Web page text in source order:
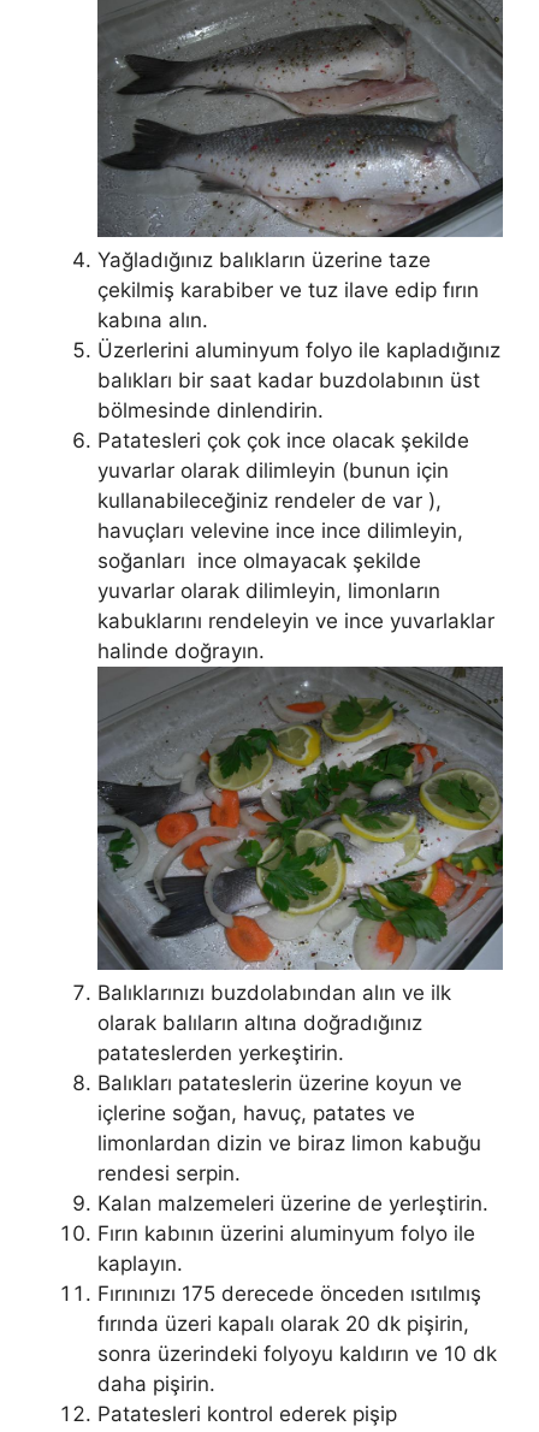
Yağladığınız balıkların üzerine taze
çekilmiş karabiber ve tuz ilave edip fırın
kabına alın.
Üzerlerini aluminyum folyo ile kapladığınız
balıkları bir saat kadar buzdolabının üst
bölmesinde dinlendirin.
Patatesleri çok çok ince olacak şekilde
yuvarlar olarak dilimleyin (bunun için
kullanabileceğiniz rendeler de var ),
havuçları velevine ince ince dilimleyin,
soğanları ince olmayacak şekilde
yuvarlar olarak dilimleyin, limonların
kabuklarını rendeleyin ve ince yuvarlaklar
halinde doğrayın.
Balıklarınızı buzdolabından alın ve ilk
olarak balıların altına doğradığınız
patateslerden yerkeştirin.
Balıkları patateslerin üzerine koyun ve
içlerine soğan, havuç, patates ve
limonlardan dizin ve biraz limon kabuğu
rendesi serpin.
Kalan malzemeleri üzerine de yerleştirin.
Fırın kabının üzerini aluminyum folyo ile
kaplayın.
Fırınınızı 175 derecede önceden ısıtılmış
fırında üzeri kapalı olarak 20 dk pişirin,
sonra üzerindeki folyoyu kaldırın ve 10 dk
daha pişirin.
Patatesleri kontrol ederek pişip